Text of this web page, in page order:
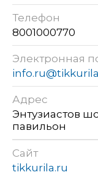
Телефон
8001000770
Электронная
Адрес
Энтузиастов
павильон
Сайт
tikkurila.ru